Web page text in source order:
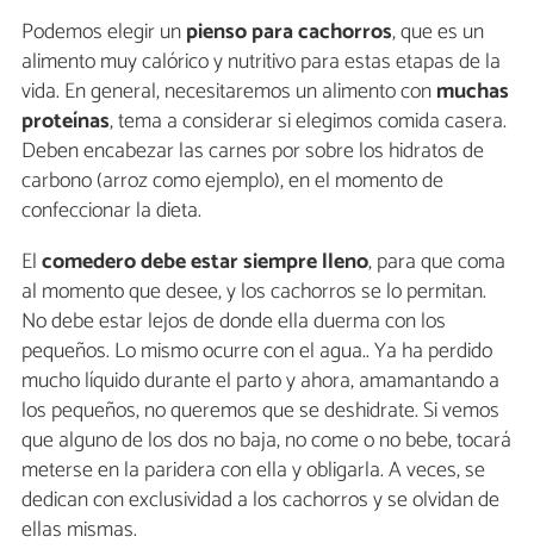
Podemos elegir unpienso para cachorros, que es un
alimento muy calórico y nutritivo para estas etapas de la
vida. En general, necesitaremos un alimento conmuchas
proteínas, tema a considerar si elegimos comida casera.
Deben encabezar las carnes por sobre los hidratos de
carbono (arroz como ejemplo), en el momento de
confeccionar la dieta.
Elcomedero debe estar siempre lleno, para que coma
al momento que desee, y los cachorros se lo permitan.
No debe estar lejos de donde ella duerma con los
pequeños. Lo mismo ocurre con el agua.. Ya ha perdido
mucho líquido durante el parto y ahora, amamantando a
los pequeños, no queremos que se deshidrate. Si vemos
que alguno de los dos no baja, no come o no bebe, tocará
meterse en la paridera con ella y obligarla. A veces, se
dedican con exclusividad a los cachorros y se olvidan de
ellas mismas.